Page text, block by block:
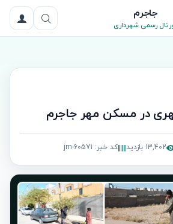
جاجرم
رسمی شهرداری
در مسکن مهر جاجرم
13,402 بازدید کد خبر: jm-60571